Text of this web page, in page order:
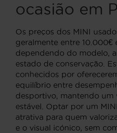
ocasião em
Os preços dos MINI
geralmente entre 10.000€
dependendo do modelo,
estado de conservação.
conhecidos por
equilíbrio entre
desportivo, mantendo um
estável. Optar por um
atrativa para quem
e o visual icónico, sem